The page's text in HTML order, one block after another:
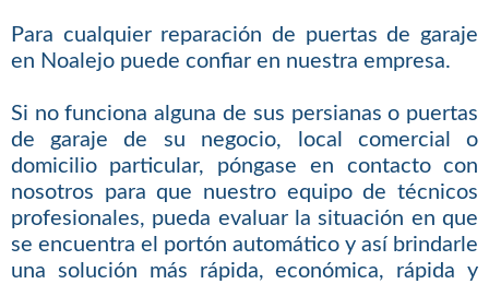
Para cualquier reparación de puertas de garaje
en Noalejo puede confiar en nuestra empresa.
Si no funciona alguna de sus persianas o puertas
de garaje de su negocio, local comercial o
domicilio particular, póngase en contacto con
nosotros para que nuestro equipo de técnicos
profesionales, pueda evaluar la situación en que
se encuentra el portón automático y así brindarle
una solución más rápida, económica, rápida y